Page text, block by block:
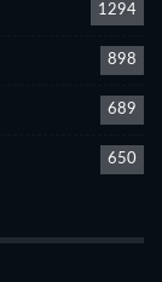
1294
898
689
650